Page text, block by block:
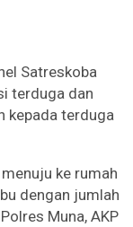
Satreskoba
terduga dan
kepada terduga
ke rumah
dengan jumlah
Muna, AKP